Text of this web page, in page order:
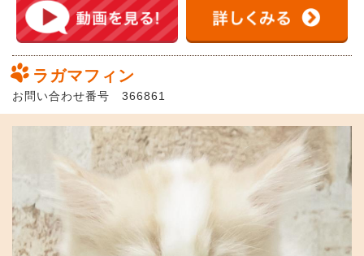
ラガマフィン
お問い合わせ番号 366861